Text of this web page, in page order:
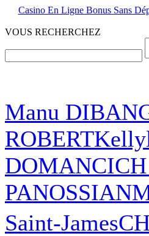
Casino En Ligne Bonus Sans
VOUS RECHERCHEZ
Manu
ROBERT
DOMANCICH
PANOSSIAN
Saint-James